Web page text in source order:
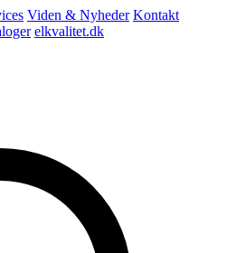
Viden & Nyheder Kontakt
elkvalitet.dk